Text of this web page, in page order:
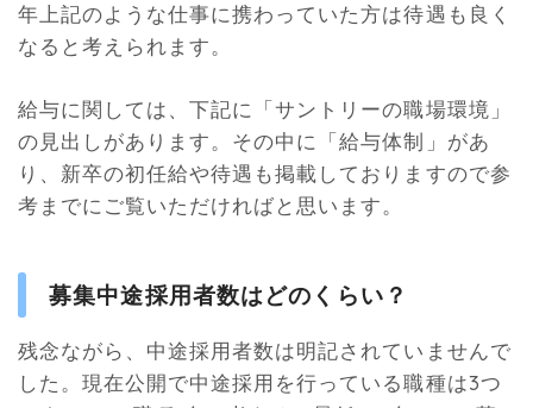
年上記のような仕事に携わっていた方は待遇も良く
なると考えられます。
給与に関しては、下記に「サントリーの職場環境」
の見出しがあります。その中に「給与体制」があ
り、新卒の初任給や待遇も掲載しておりますので参
考までにご覧いただければと思います。
募集中途採用者数はどのくらい？
残念ながら、中途採用者数は明記されていませんで
した。現在公開で中途採用を行っている職種は3つ